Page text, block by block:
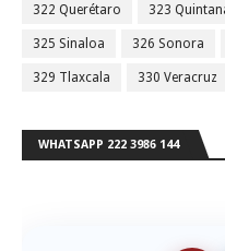
322 Querétaro 323
325 Sinaloa 326 Sonora
329 Tlaxcala 330 Veracruz
WHATSAPP 222 3986 144